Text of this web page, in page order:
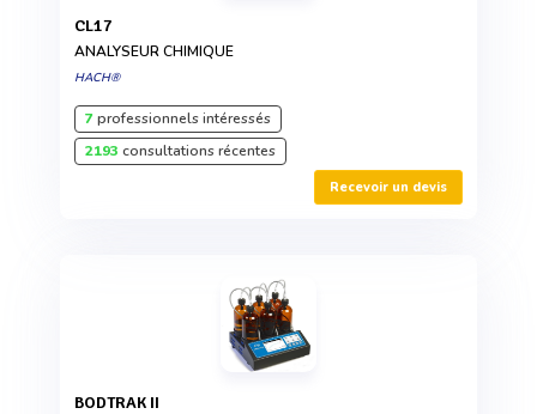
CL17
ANALYSEUR CHIMIQUE
HACH®
7professionnels intéressés
2193 consultations récentes
Recevoir un devis
BODTRAK II